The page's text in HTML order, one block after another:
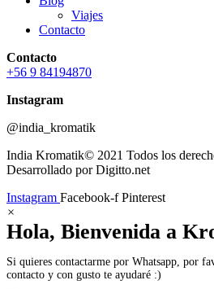
Viajes
Contacto
Contacto
+56 9 84194870
Instagram
@india_kromatik
India Kromatik© 2021 Todos los
Desarrollado por Digitto.net
Instagram Facebook-f Pinterest
×
Hola, Bienvenida a
Si quieres contactarme por Whatsapp, por
contacto y con gusto te ayudaré :)